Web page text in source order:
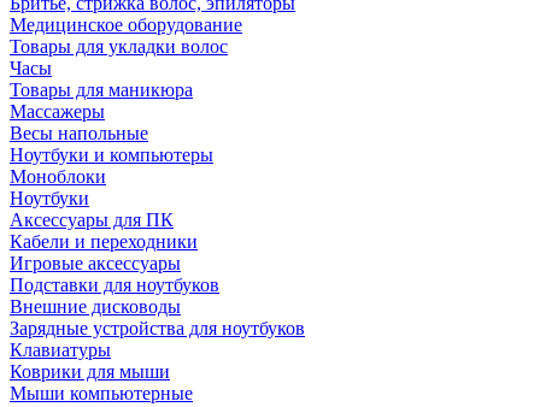
Медицинское оборудование
Товары для укладки волос
Часы
Товары для маникюра
Массажеры
Весы напольные
Ноутбуки и компьютеры
Моноблоки
Ноутбуки
Аксессуары для ПК
Кабели и переходники
Игровые аксессуары
Подставки для ноутбуков
Внешние дисководы
Зарядные устройства для ноутбуков
Клавиатуры
Коврики для мыши
Мыши компьютерные